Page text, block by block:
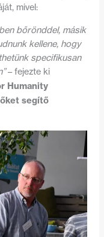
mivel:
bőrönddel, másik
kellene, hogy
specifikusan
– fejezte ki
Humanity
segítő